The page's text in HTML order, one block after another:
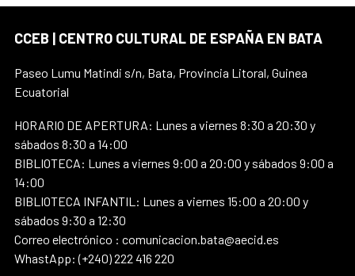
CCEB | CENTRO CULTURAL DE ESPAÑA EN BATA
Paseo Lumu Matindi s/n, Bata, Provincia Litoral, Guinea
Ecuatorial
HORARIO DE APERTURA: Lunes a viernes 8:30 a 20:30 y
sábados 8:30 a 14:00
BIBLIOTECA: Lunes a viernes 9:00 a 20:00 y sábados 9:00 a
14:00
BIBLIOTECA INFANTIL: Lunes a viernes 15:00 a 20:00 y
sábados 9:30 a 12:30
Correo electrónico : comunicacion.bata@aecid.es
WhastApp: (+240) 222 416 220